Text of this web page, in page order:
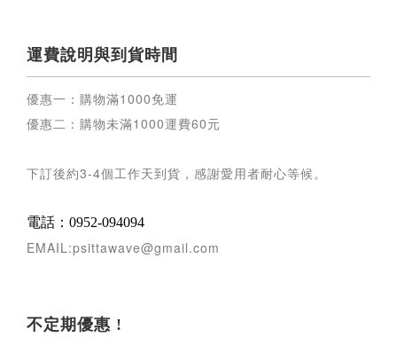
運費說明與到貨時間
優惠一：購物滿1000免運
優惠二：購物未滿1000運費60元
下訂後約3-4個工作天到貨，感謝愛用者耐心等候。
電話：0952-094094
EMAIL:psittawave@gmail.com
不定期優惠 !